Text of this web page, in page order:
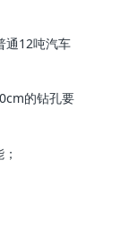
通12吨汽车
的钻孔要